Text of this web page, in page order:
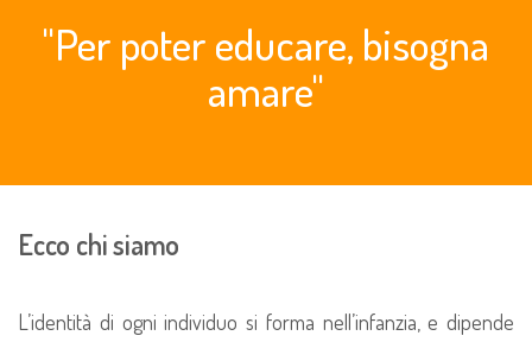
"Per poter educare, bisogna
amare"
Ecco chi siamo
L’identità di ogni individuo si forma nell’infanzia, e dipende